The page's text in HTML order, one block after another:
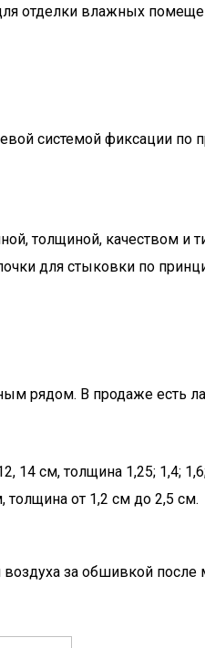
отделки влажных
системой фиксации
толщиной, качеством и
для стыковки по
рядом. В продаже
14 см, толщина 1,25; 1,4;
от 1,2 см до 2,5 см.
за обшивкой после